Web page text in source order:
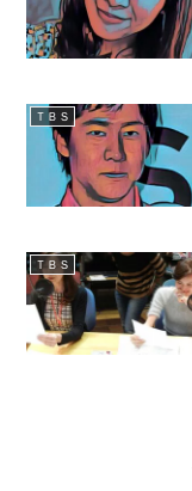
ＴＢＳ
ＴＢＳ